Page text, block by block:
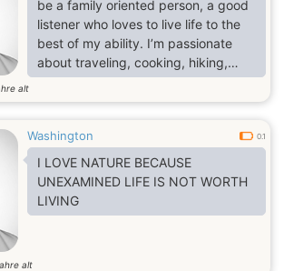
be a family oriented person, a good
listener who loves to live life to the
best of my ability. I’m passionate
about traveling, cooking, hiking,
reading, and I love spending my
weekends exploring new places or
believe in the beauty of genuine
connections and love to meet
people who share a zest for life. In
my free time, you can find me trying
out new recipes, going for long
alt
Washington 0.1
I LOVE NATURE BECAUSE
UNEXAMINED LIFE IS NOT WORTH
LIVING
alt